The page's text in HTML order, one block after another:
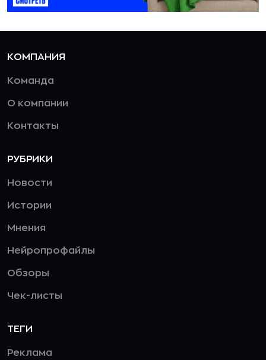
КОМПАНИЯ
Команда
О компании
Контакты
РУБРИКИ
Новости
Истории
Мнения
Нейропрофайлы
Обзоры
Чек-листы
ТЕГИ
Реклама